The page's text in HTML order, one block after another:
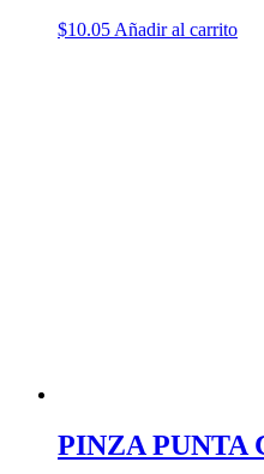
$10.05Añadir al carrito
PINZA PUNTA